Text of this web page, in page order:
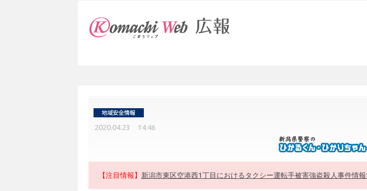
2020.04.23 14:46
【注目情報】 新潟市東区空港西1丁目におけるタクシー運転手被害強盗殺人事件情